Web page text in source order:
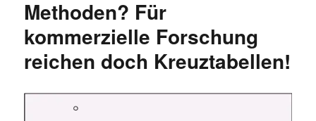
Kinder
Methoden? Für
kommerzielle Forschung
reichen doch Kreuztabellen!